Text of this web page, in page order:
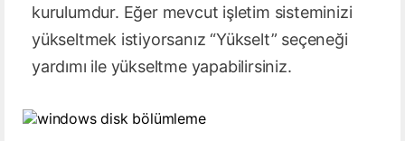
kurulumdur. Eğer mevcut işletim sisteminizi
yükseltmek istiyorsanız “Yükselt” seçeneği
yardımı ile yükseltme yapabilirsiniz.